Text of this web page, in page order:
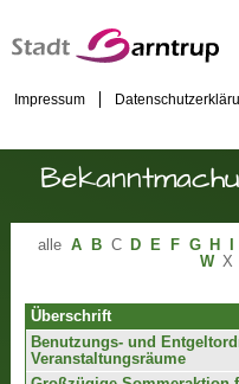
Impressum
alle A B C D E F G H
W X
Überschrift
Benutzungs- und
Veranstaltungsräume